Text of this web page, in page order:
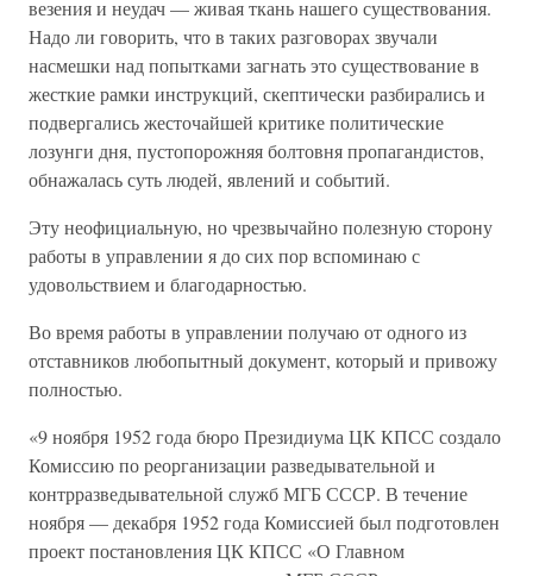
везения и неудач — живая ткань нашего существования.
Надо ли говорить, что в таких разговорах звучали
насмешки над попытками загнать это существование в
жесткие рамки инструкций, скептически разбирались и
подвергались жесточайшей критике политические
лозунги дня, пустопорожняя болтовня пропагандистов,
обнажалась суть людей, явлений и событий.
Эту неофициальную, но чрезвычайно полезную сторону
работы в управлении я до сих пор вспоминаю с
удовольствием и благодарностью.
Во время работы в управлении получаю от одного из
отставников любопытный документ, который и привожу
полностью.
«9 ноября 1952 года бюро Президиума ЦК КПСС создало
Комиссию по реорганизации разведывательной и
контрразведывательной служб МГБ СССР. В течение
ноября — декабря 1952 года Комиссией был подготовлен
проект постановления ЦК КПСС «О Главном